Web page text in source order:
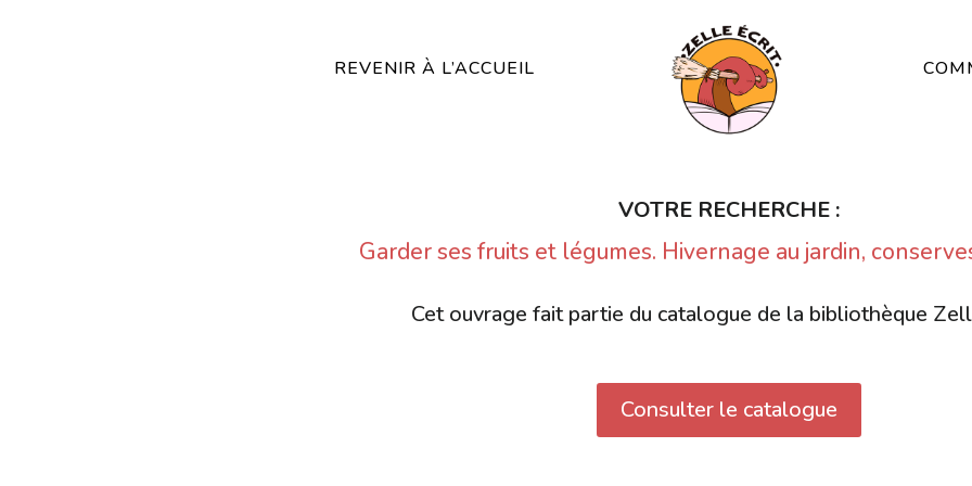
REVENIR À L’ACCUEIL
VOTRE RECHERCHE :
Garder ses fruits et légumes. Hivernage au jardin,
Cet ouvrage fait partie du catalogue de la bibliothèque
Consulter le catalogue